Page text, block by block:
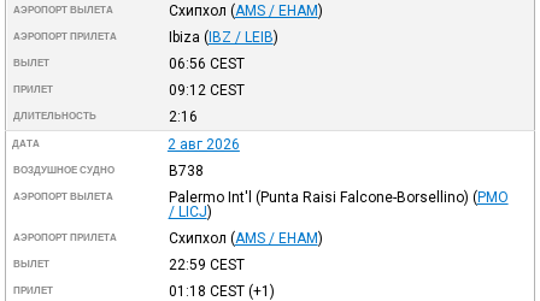
АЭРОПОРТ ВЫЛЕТА Схипхол (AMS / EHAM)
АЭРОПОРТ ПРИЛЕТА Ibiza (IBZ / LEIB)
ВЫЛЕТ 06:56 CEST
ПРИЛЕТ 09:12 CEST
ДЛИТЕЛЬНОСТЬ 2:16
ДАТА 2 авг 2026
ВОЗДУШНОЕ СУДНО B738
АЭРОПОРТ ВЫЛЕТА Palermo Int'l (Punta Raisi Falcone-Borsellino) (PMO
/ LICJ)
АЭРОПОРТ ПРИЛЕТА Схипхол (AMS / EHAM)
ВЫЛЕТ 22:59 CEST
ПРИЛЕТ 01:18 CEST(+1)